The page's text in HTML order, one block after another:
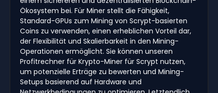
Ökosystem bei. Für Miner stellt die Fähigkeit,
Standard-GPUs zum Mining von Scrypt-basierten
Coins zu verwenden, einen erheblichen Vorteil dar,
der Flexibilität und Skalierbarkeit in den Mining-
Operationen ermöglicht. Sie können unseren
Profitrechner für Krypto-Miner für Scrypt nutzen,
um potenzielle Erträge zu bewerten und Mining-
Setups basierend auf Hardware und